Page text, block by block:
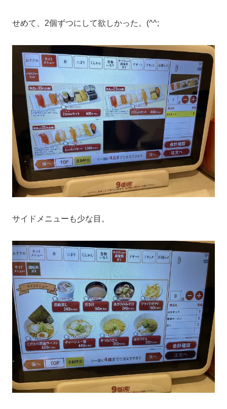
せめて、2個ずつにして欲しかった。(^^;
サイドメニューも少な目。